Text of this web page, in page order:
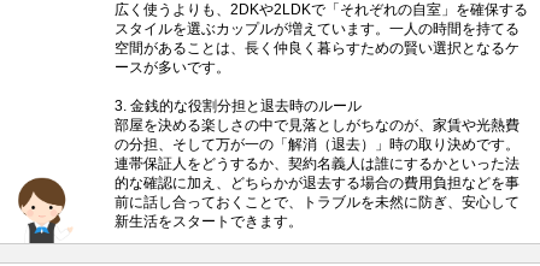
広く使うよりも、2DKや2LDKで「それぞれの自室」を確保する
スタイルを選ぶカップルが増えています。一人の時間を持てる
空間があることは、長く仲良く暮らすための賢い選択となるケ
ースが多いです。
3. 金銭的な役割分担と退去時のルール
部屋を決める楽しさの中で見落としがちなのが、家賃や光熱費
の分担、そして万が一の「解消（退去）」時の取り決めです。
連帯保証人をどうするか、契約名義人は誰にするかといった法
的な確認に加え、どちらかが退去する場合の費用負担などを事
前に話し合っておくことで、トラブルを未然に防ぎ、安心して
新生活をスタートできます。